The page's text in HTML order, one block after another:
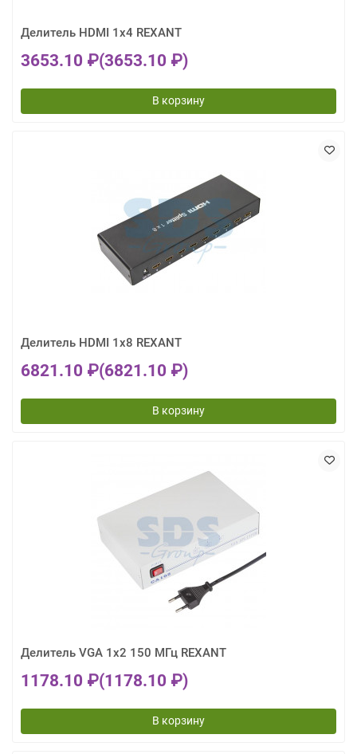
Делитель HDMI 1x4 REXANT
3653.10 ₽(3653.10 ₽)
В корзину
Делитель HDMI 1x8 REXANT
6821.10 ₽(6821.10 ₽)
В корзину
Делитель VGA 1x2 150 МГц REXANT
1178.10 ₽(1178.10 ₽)
В корзину